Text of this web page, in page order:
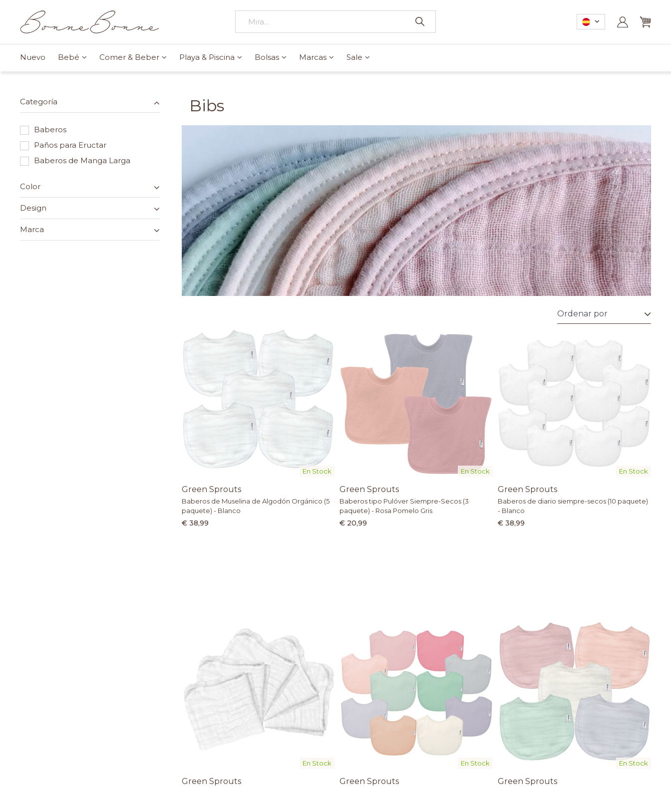
Nuevo Bebé Comer & Beber Playa & Piscina Bolsas Marcas Sale
Categoría
Baberos
Paños para Eructar
Baberos de Manga Larga
Color
Design
Marca
Bibs
En Stock
Green Sprouts
Baberos de Muselina de Algodón Orgánico (5
paquete) - Blanco
€ 38,99
En Stock
Green Sprouts
Baberos tipo Pulóver Siempre-Secos (3
paquete) - Rosa Pomelo Gris
€ 20,99
En Stock
Green Sprouts
Baberos de diario siempre-secos (10 paquete)
- Blanco
€ 38,99
En Stock
Green Sprouts
En Stock
Green Sprouts
En Stock
Green Sprouts